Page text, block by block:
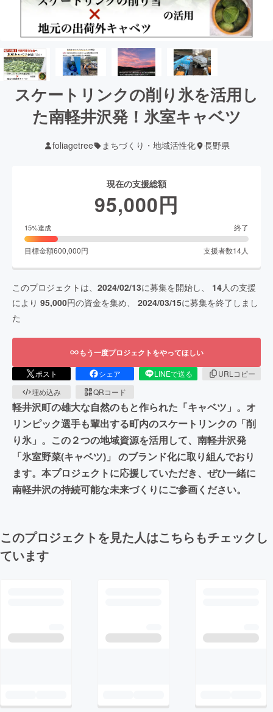
スケートリンクの削り氷を活用し
た南軽井沢発！氷室キャベツ
foliagetree まちづくり・地域活性化 長野県
現在の支援総額
95,000円
15%達成 終了
目標金額600,000円 支援者数14人
このプロジェクトは、 2024/02/13に募集を開始し、 14人の支援
により 95,000円の資金を集め、 2024/03/15に募集を終了しまし
た
もう一度プロジェクトをやってほしい
ポスト シェア LINEで送る
URLコピー
埋め込み
QRコード
軽井沢町の雄大な自然のもと作られた「キャベツ」。オ
リンピック選手も輩出する町内のスケートリンクの「削
り氷」。この２つの地域資源を活用して、南軽井沢発
「氷室野菜(キャベツ)」 のブランド化に取り組んでおり
ます。本プロジェクトに応援していただき、ぜひ一緒に
南軽井沢の持続可能な未来づくりにご参画ください。
このプロジェクトを見た人はこちらもチェックし
ています